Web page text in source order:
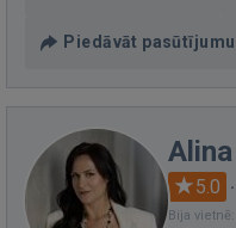
Piedāvāt pasūtījumu
Alina
5.0 ·
Bija